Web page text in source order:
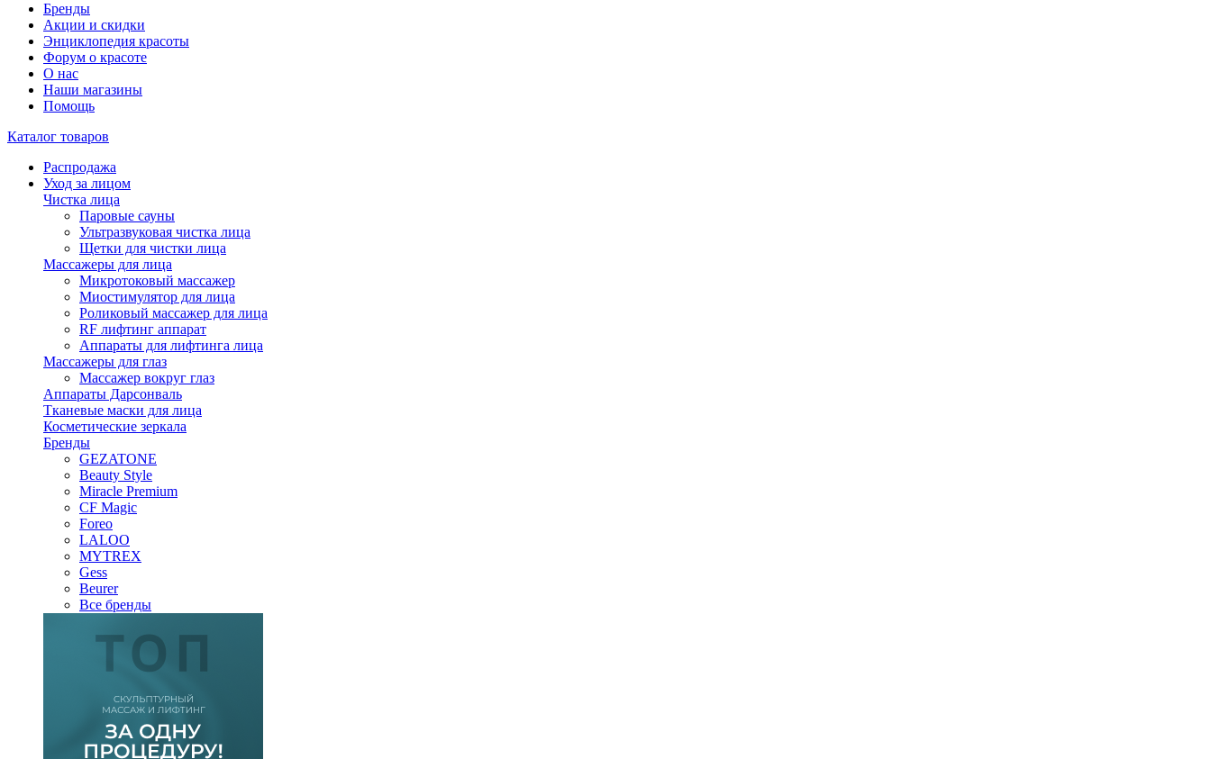
Бренды
Акции и скидки
Энциклопедия красоты
Форум о красоте
О нас
Наши магазины
Помощь
Каталог товаров
Распродажа
Уход за лицом
Чистка лица
Паровые сауны
Ультразвуковая чистка лица
Щетки для чистки лица
Массажеры для лица
Микротоковый массажер
Миостимулятор для лица
Роликовый массажер для лица
RF лифтинг аппарат
Аппараты для лифтинга лица
Массажеры для глаз
Массажер вокруг глаз
Аппараты Дарсонваль
Тканевые маски для лица
Косметические зеркала
Бренды
GEZATONE
Beauty Style
Miracle Premium
CF Magic
Foreo
LALOO
MYTREX
Gess
Beurer
Все бренды